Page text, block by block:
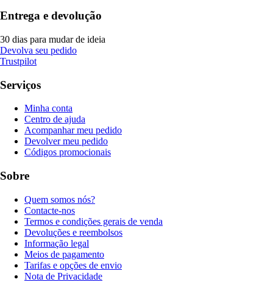
Entrega e devolução
30 dias para mudar de ideia
Devolva seu pedido
Trustpilot
Serviços
Minha conta
Centro de ajuda
Acompanhar meu pedido
Devolver meu pedido
Códigos promocionais
Sobre
Quem somos nós?
Contacte-nos
Termos e condições gerais de venda
Devoluções e reembolsos
Informação legal
Meios de pagamento
Tarifas e opções de envio
Nota de Privacidade